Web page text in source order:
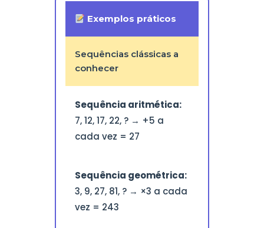
Exemplos práticos
Sequências clássicas a
conhecer
Sequência aritmética:
7, 12, 17, 22, ? → +5 a
cada vez = 27
Sequência geométrica:
3, 9, 27, 81, ? → ×3 a cada
vez = 243